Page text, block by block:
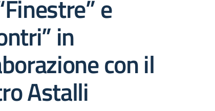
e
in
con il
Astalli